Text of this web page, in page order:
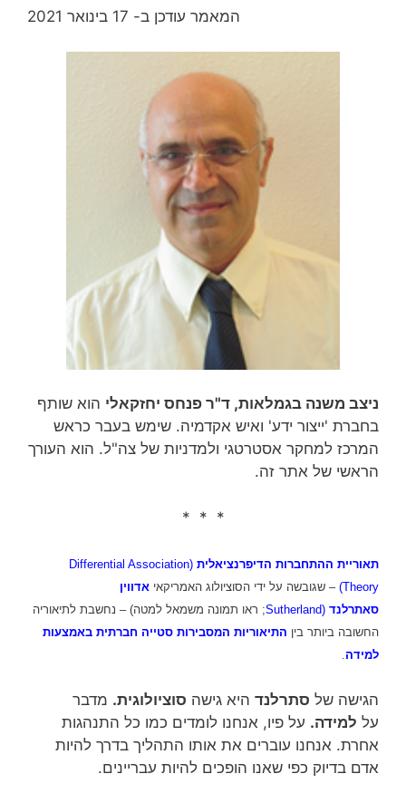
המאמר עודכן ב- 17 בינואר 2021
ניצב משנה בגמלאות, ד"ר פנחס יחזקאלי הוא שותף
בחברת 'ייצור ידע' ואיש אקדמיה. שימש בעבר כראש
המרכז למחקר אסטרטגי ולמדניות של צה"ל. הוא העורך
הראשי של אתר זה.
* * *
תאוריית ההתחברות הדיפרנציאלית (Differential Association
Theory) – שגובשה על ידי הסוציולוג האמריקאי אדווין
סאתרלנד (Sutherland
; ראו תמונה משמאל למטה) – נחשבת לתיאוריה
החשובה ביותר בין התיאוריות המסבירות סטייה חברתית באמצעות
למידה.
הגישה של סתרלנד היא גישה סוציולוגית. מדבר
על למידה. על פיו, אנחנו לומדים כמו כל התנהגות
אחרת. אנחנו עוברים את אותו התהליך בדרך להיות
אדם בדיוק כפי שאנו הופכים להיות עבריינים.